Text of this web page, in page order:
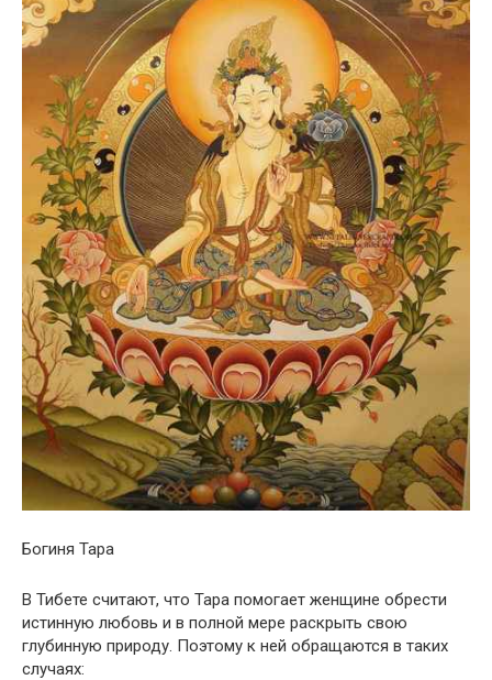
Богиня Тара
В Тибете считают, что Тара помогает женщине обрести
истинную любовь и в полной мере раскрыть свою
глубинную природу. Поэтому к ней обращаются в таких
случаях: